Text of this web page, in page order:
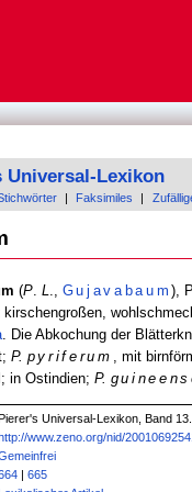
Universal-Lexikon
Faksimiles
(P. L Gujavabaum),
. Die Abkochung der
P. pyriferum , mit
in Ostindien; P.
Pierer's Universal-Lexikon, Band
http://www.zeno.org/nid/
|665